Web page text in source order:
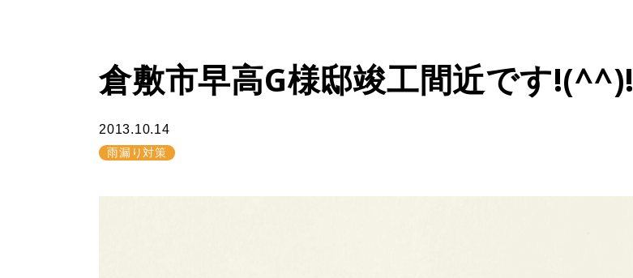
倉敷市早高G様邸竣工間近です!(^^)!
2013.10.14
雨漏り対策